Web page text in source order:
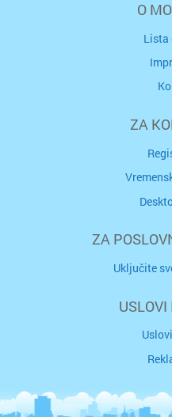
O
Lista
ZA
ZA
Uključite